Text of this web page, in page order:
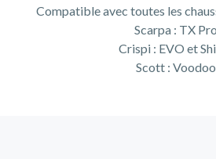
Compatible avec toutes les
Scarpa : TX Pro
Crispi : EVO et
Scott : Voodoo